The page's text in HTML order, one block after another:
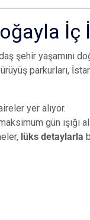
İç
şehir yaşamını
parkurları,
yer alıyor.
gün ışığı
lüks detaylarla